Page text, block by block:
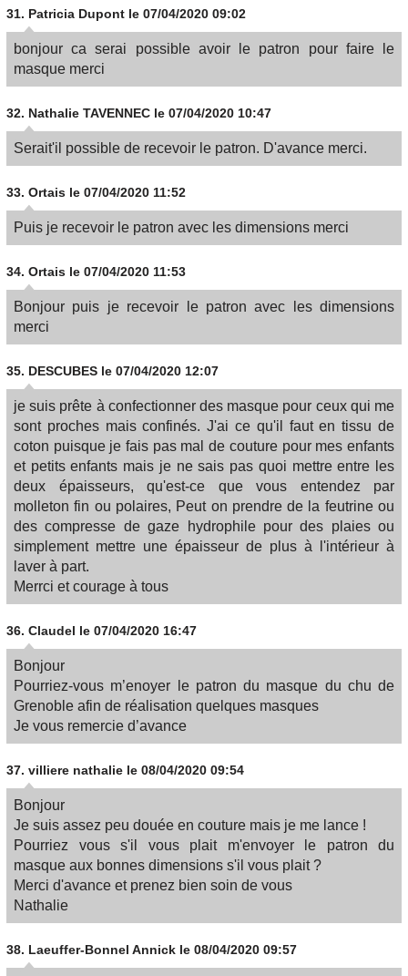
31. Patricia Dupont le 07/04/2020 09:02
bonjour ca serai possible avoir le patron pour faire le
masque merci
32. Nathalie TAVENNEC le 07/04/2020 10:47
Serait'il possible de recevoir le patron. D'avance merci.
33. Ortais le 07/04/2020 11:52
Puis je recevoir le patron avec les dimensions merci
34. Ortais le 07/04/2020 11:53
Bonjour puis je recevoir le patron avec les dimensions
merci
35. DESCUBES le 07/04/2020 12:07
je suis prête à confectionner des masque pour ceux qui me
sont proches mais confinés. J'ai ce qu'il faut en tissu de
coton puisque je fais pas mal de couture pour mes enfants
et petits enfants mais je ne sais pas quoi mettre entre les
deux épaisseurs, qu'est-ce que vous entendez par
molleton fin ou polaires, Peut on prendre de la feutrine ou
des compresse de gaze hydrophile pour des plaies ou
simplement mettre une épaisseur de plus à l'intérieur à
laver à part.
Merrci et courage à tous
36. Claudel le 07/04/2020 16:47
Bonjour
Pourriez-vous m’enoyer le patron du masque du chu de
Grenoble afin de réalisation quelques masques
Je vous remercie d’avance
37. villiere nathalie le 08/04/2020 09:54
Bonjour
Je suis assez peu douée en couture mais je me lance !
Pourriez vous s'il vous plait m'envoyer le patron du
masque aux bonnes dimensions s'il vous plait ?
Merci d'avance et prenez bien soin de vous
Nathalie
38. Laeuffer-Bonnel Annick le 08/04/2020 09:57